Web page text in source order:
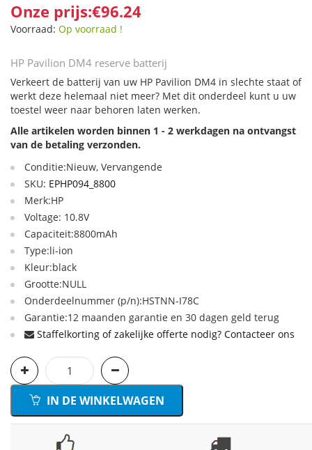
Onze prijs:€96.24
Voorraad: Op voorraad !
HP Pavilion DM4 reserve batterij
Verkeert de batterij van uw HP Pavilion DM4 in slechte staat of
werkt deze helemaal niet meer? Met dit onderdeel kunt u uw
toestel weer naar behoren laten werken.
Alle artikelen worden binnen 1 - 2 werkdagen na ontvangst
van de betaling verzonden.
Conditie:Nieuw, Vervangende
SKU: EPHP094_8800
Merk:HP
Voltage: 10.8V
Capaciteit:8800mAh
Type:li-ion
Kleur:black
Grootte:NULL
Onderdeelnummer (p/n):HSTNN-I78C
Garantie:12 maanden garantie en 30 dagen geld terug
Staffelkorting of zakelijke offerte nodig? Contacteer ons
IN DE WINKELWAGEN